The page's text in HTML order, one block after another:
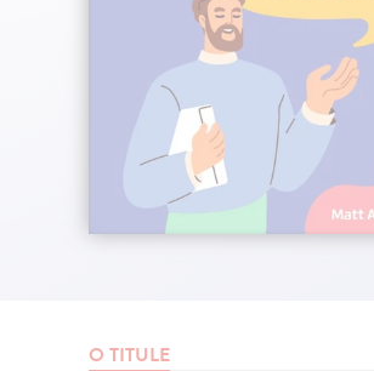
O TITULE